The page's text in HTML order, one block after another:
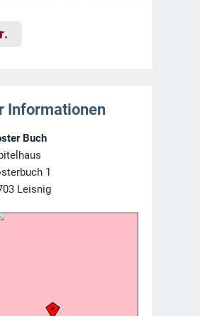
.
Informationen
Buch
1
Leisnig